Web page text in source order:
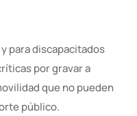
para discapacitados
por gravar a
que no pueden
público.